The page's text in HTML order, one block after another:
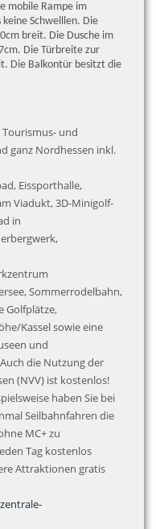
mobile Rampe im
Schwelllen. Die
breit. Die Dusche im
Die Türbreite zur
Die Balkontür besitzt die
und
ganz Nordhessen inkl.
Eissporthalle,
Viadukt, 3D-Minigolf-
in
Sommerrodelbahn,
Golfplätze,
Kassel sowie eine
und
die Nutzung der
(NVV) ist kostenlos!
haben Sie bei
Seilbahnfahren die
MC+ zu
Tag kostenlos
Attraktionen gratis